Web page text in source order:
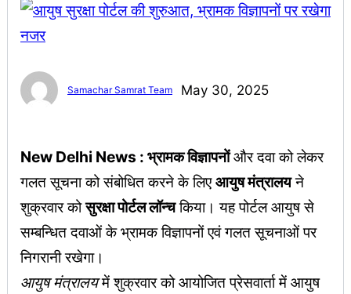
Samachar Samrat Team May 30, 2025
New Delhi News : भ्रामक विज्ञापनोंऔर दवा को लेकर
गलत सूचना को संबोधित करने के लिएआयुष मंत्रालयने
शुक्रवार कोसुरक्षा पोर्टल लॉन्चकिया। यह पोर्टल आयुष से
सम्बन्धित दवाओं के भ्रामक विज्ञापनों एवं गलत सूचनाओं पर
निगरानी रखेगा।
आयुष मंत्रालयमें शुक्रवार को आयोजित प्रेसवार्ता में आयुष